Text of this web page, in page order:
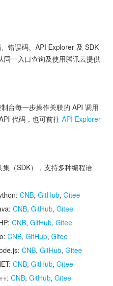
错误码、API Explorer 及 SDK
同一入口查询及使用腾讯云提供
台每一步操作关联的 API 调用
代码，也可前往 API Explorer
（SDK），支持多种编程语
CNB, GitHub, Gitee
CNB, GitHub, Gitee
CNB, GitHub, Gitee
CNB, GitHub, Gitee
CNB, GitHub, Gitee
CNB, GitHub, Gitee
CNB, GitHub, Gitee